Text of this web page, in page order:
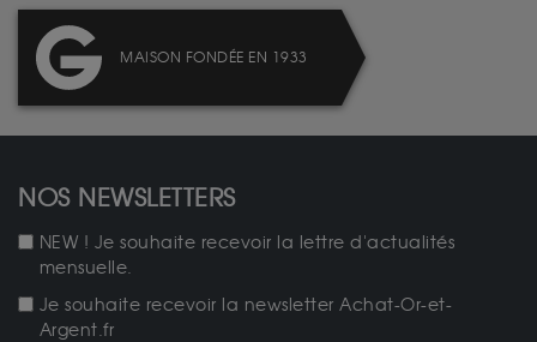
MAISON FONDÉE EN 1933
NOS NEWSLETTERS
NEW ! Je souhaite recevoir la lettre d'actualités
mensuelle.
Je souhaite recevoir la newsletter Achat-Or-et-
Argent.fr